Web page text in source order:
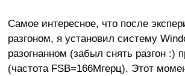
Самое интересное, что после
разгоном, я установил систему
разогнанном (забыл снять разгон :)
(частота FSB=166Мгерц). Этот